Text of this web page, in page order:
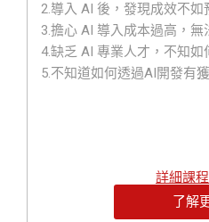
2.導入 AI 後，發現成效不如
3.擔心 AI 導入成本過高，無
4.缺乏 AI 專業人才，不知如
5.不知道如何透過AI開發有
詳細課
了解